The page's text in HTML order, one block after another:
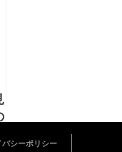
バシーポリシー